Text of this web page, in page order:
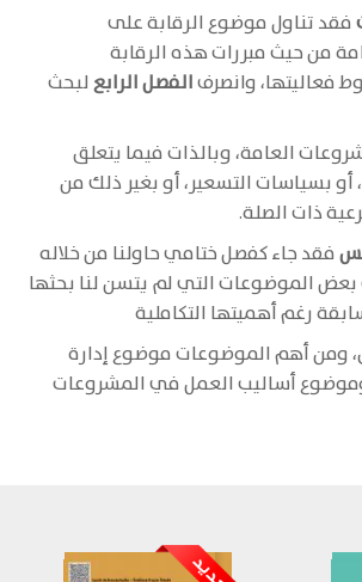
فقد تناول موضوع الرقابة على
من حيث مبررات هذه الرقابة
فعاليتها، وانصرفالفصل الرابع لبحث
العامة، وبالذات فيما يتعلق
أو بسياسات التسعير، أو بغير ذلك من
ذات الصلة.
فقد جاء كفصل ختامي حاولنا من خلاله
الموضوعات التي لم يتسن لنا بحثها
رغم أهميتها التكاملية
ومن أهم الموضوعات موضوع إدارة
أساليب العمل في المشروعات